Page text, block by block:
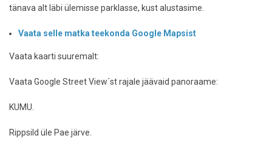
tänava alt läbi ülemisse parklasse, kust alustasime.
Vaata selle matka teekonda Google Mapsist
Vaata kaarti suuremalt:
Vaata Google Street View´st rajale jäävaid panoraame:
KUMU.
Rippsild üle Pae järve.